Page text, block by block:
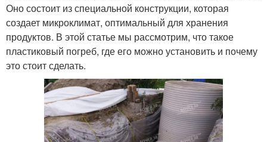
Оно состоит из специальной конструкции, которая
создает микроклимат, оптимальный для хранения
продуктов. В этой статье мы рассмотрим, что такое
пластиковый погреб, где его можно установить и почему
это стоит сделать.